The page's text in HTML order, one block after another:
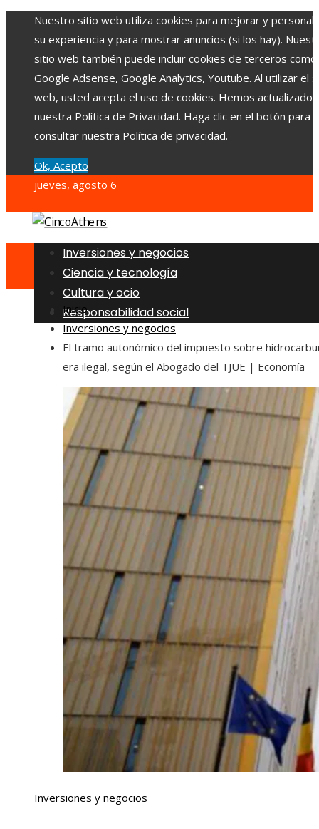
Nuestro sitio web utiliza cookies para mejorar y
su experiencia y para mostrar anuncios (si los hay).
sitio web también puede incluir cookies de terceros como
Google Adsense, Google Analytics, Youtube. Al utilizar el
web, usted acepta el uso de cookies. Hemos actualizado
nuestra Política de Privacidad. Haga clic en el botón para
consultar nuestra Política de privacidad.
Ok, Acepto
jueves, agosto 6
Inversiones y negocios
Ciencia y tecnología
Cultura y ocio
Responsabilidad social
Inicio
Inversiones y negocios
El tramo autonómico del impuesto sobre
era ilegal, según el Abogado del TJUE | Economía
Inversiones y negocios